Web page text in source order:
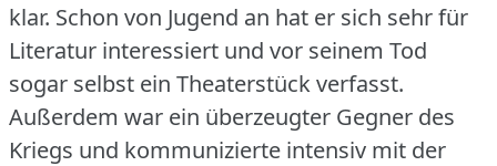
klar. Schon von Jugend an hat er sich sehr für
Literatur interessiert und vor seinem Tod
sogar selbst ein Theaterstück verfasst.
Außerdem war ein überzeugter Gegner des
Kriegs und kommunizierte intensiv mit der